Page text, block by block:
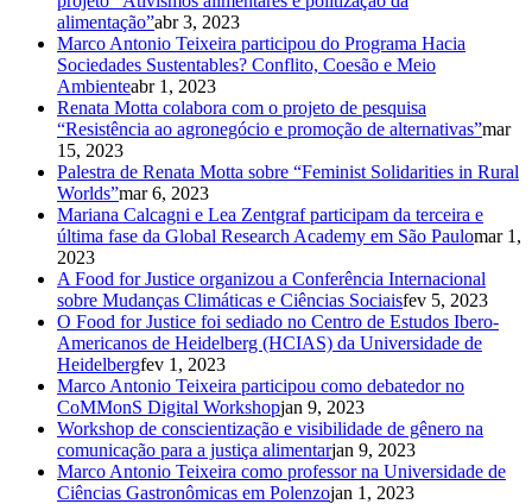
alimentação”abr 3, 2023
Marco Antonio Teixeira participou do Programa Hacia
Sociedades Sustentables? Conflito, Coesão e Meio
Ambienteabr 1, 2023
Renata Motta colabora com o projeto de pesquisa
“Resistência ao agronegócio e promoção de alternativas”mar
15, 2023
Palestra de Renata Motta sobre “Feminist Solidarities in Rural
Worlds”mar 6, 2023
Mariana Calcagni e Lea Zentgraf participam da terceira e
última fase da Global Research Academy em São Paulomar 1,
2023
A Food for Justice organizou a Conferência Internacional
sobre Mudanças Climáticas e Ciências Sociaisfev 5, 2023
O Food for Justice foi sediado no Centro de Estudos Ibero-
Americanos de Heidelberg (HCIAS) da Universidade de
Heidelbergfev 1, 2023
Marco Antonio Teixeira participou como debatedor no
CoMMonS Digital Workshopjan 9, 2023
Workshop de conscientização e visibilidade de gênero na
comunicação para a justiça alimentarjan 9, 2023
Marco Antonio Teixeira como professor na Universidade de
Ciências Gastronômicas em Polenzojan 1, 2023